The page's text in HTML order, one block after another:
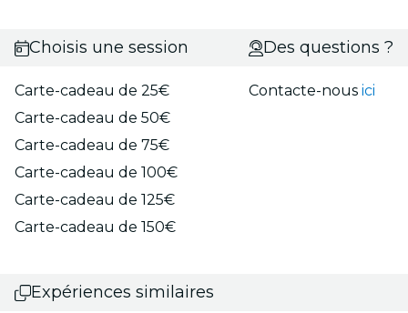
Choisis une session
Carte-cadeau de 25€
Carte-cadeau de 50€
Carte-cadeau de 75€
Carte-cadeau de 100€
Carte-cadeau de 125€
Carte-cadeau de 150€
Des questions ?
Contacte-nousici
Expériences similaires